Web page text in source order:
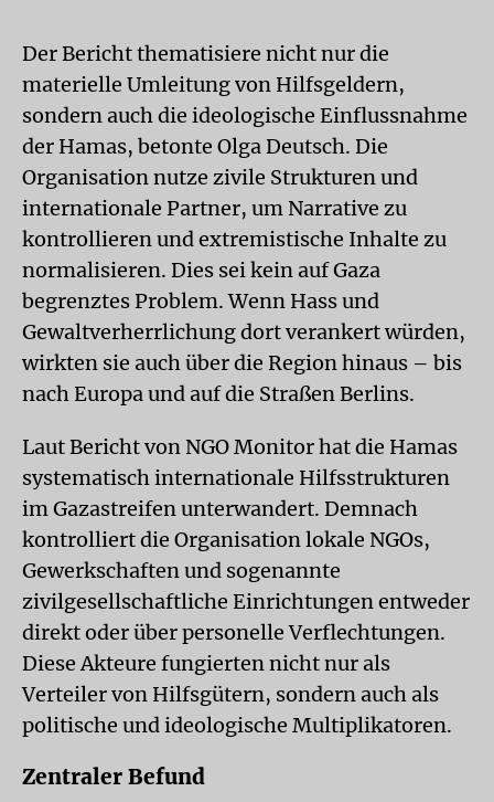
Der Bericht thematisiere nicht nur die
materielle Umleitung von Hilfsgeldern,
sondern auch die ideologische Einflussnahme
der Hamas, betonte Olga Deutsch. Die
Organisation nutze zivile Strukturen und
internationale Partner, um Narrative zu
kontrollieren und extremistische Inhalte zu
normalisieren. Dies sei kein auf Gaza
begrenztes Problem. Wenn Hass und
Gewaltverherrlichung dort verankert würden,
wirkten sie auch über die Region hinaus – bis
nach Europa und auf die Straßen Berlins.
Laut Bericht von NGO Monitor hat die Hamas
systematisch internationale Hilfsstrukturen
im Gazastreifen unterwandert. Demnach
kontrolliert die Organisation lokale NGOs,
Gewerkschaften und sogenannte
zivilgesellschaftliche Einrichtungen entweder
direkt oder über personelle Verflechtungen.
Diese Akteure fungierten nicht nur als
Verteiler von Hilfsgütern, sondern auch als
politische und ideologische Multiplikatoren.
Zentraler Befund